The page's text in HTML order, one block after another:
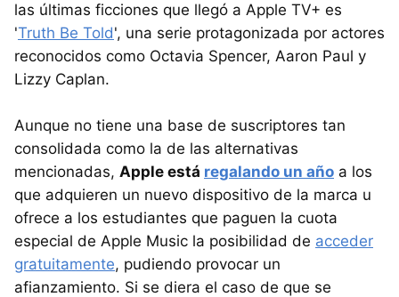
las últimas ficciones que llegó a Apple TV+ es
'Truth Be Told', una serie protagonizada por actores
reconocidos como Octavia Spencer, Aaron Paul y
Lizzy Caplan.
Aunque no tiene una base de suscriptores tan
consolidada como la de las alternativas
mencionadas, Apple está regalando un año a los
que adquieren un nuevo dispositivo de la marca u
ofrece a los estudiantes que paguen la cuota
especial de Apple Music la posibilidad de acceder
gratuitamente, pudiendo provocar un
afianzamiento. Si se diera el caso de que se